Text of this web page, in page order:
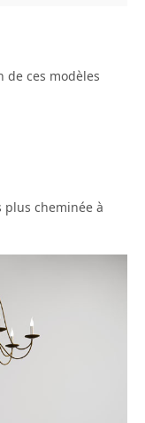
de ces modèles
plus cheminée à